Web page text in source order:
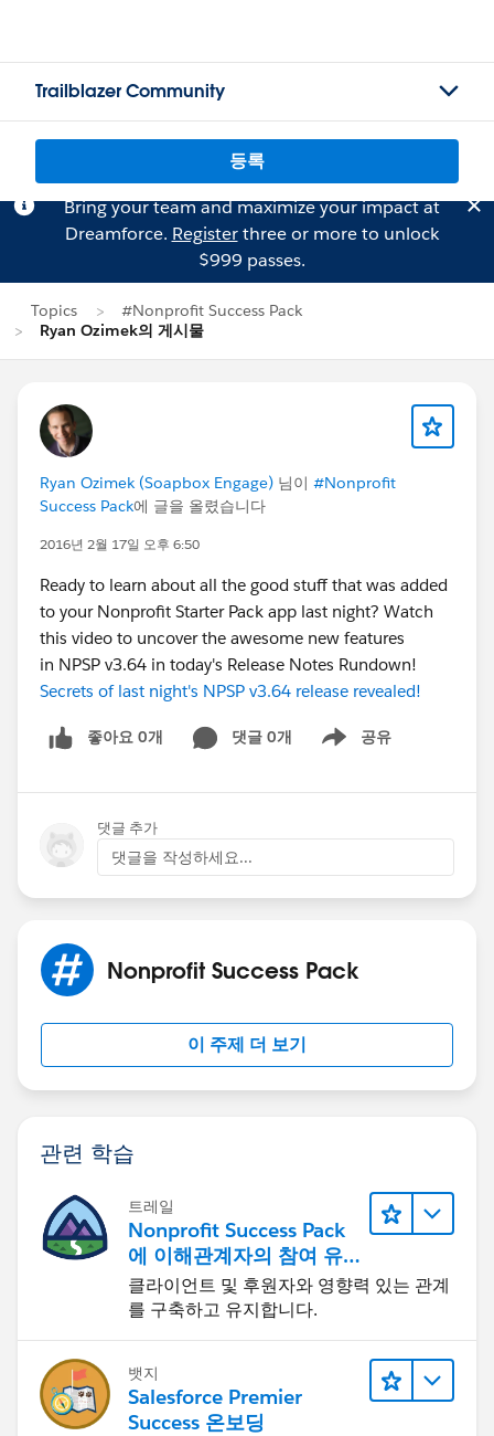
Trailblazer Community
등록
Bring your team and maximize your impact at
Dreamforce. Registerthree or more to unlock
$999 passes.
Topics
#Nonprofit Success Pack
Ryan Ozimek의 게시물
Ryan Ozimek (Soapbox Engage) 님이 #Nonprofit
Success Pack에 글을 올렸습니다
2016년 2월 17일 오후 6:50
Ready to learn about all the good stuff that was added
to your Nonprofit Starter Pack app last night? Watch
this video to uncover the awesome new features
in NPSP v3.64 in today's Release Notes Rundown!
Secrets of last night's NPSP v3.64 release revealed!
좋아요 0개 댓글 0개 공유
Show menu
댓글 추가
댓글을 작성하세요...
Nonprofit Success Pack
이 주제 더 보기
관련 학습
트레일
Nonprofit Success Pack
에 이해관계자의 참여 유
도하기
클라이언트 및 후원자와 영향력 있는 관계
를 구축하고 유지합니다.
뱃지
Salesforce Premier
Success 온보딩